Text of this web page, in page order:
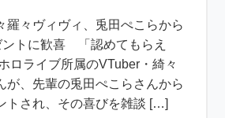
羅々ヴィヴィ、兎田ぺこらから
ントに歓喜 「認めてもらえ
ロライブ所属のVTuber・綺々
が、先輩の兎田ぺこらさんから
トされ、その喜びを雑談 […]